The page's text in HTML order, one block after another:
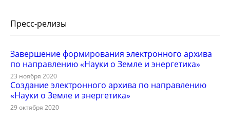
Пресс-релизы
Завершение формирования электронного архива
по направлению «Науки о Земле и энергетика»
23 ноября 2020
Создание электронного архива по направлению
«Науки о Земле и энергетика»
29 октября 2020